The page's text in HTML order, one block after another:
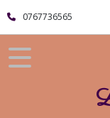
0767736565